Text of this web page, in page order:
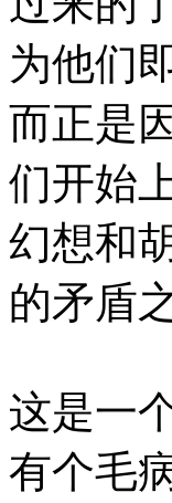
为他们
而正是
们开始
幻想和
的矛盾
这是一
有个毛